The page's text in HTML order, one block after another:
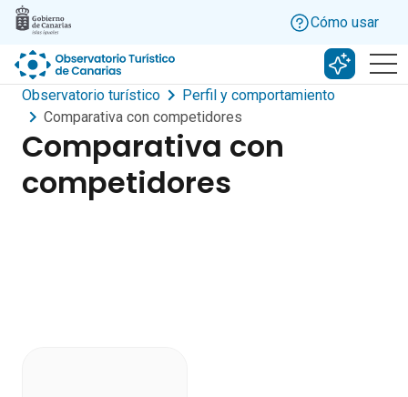
Skip to main content
Cómo usar
Buscar
Observatorio turístico
Perfil y comportamiento
Comparativa con competidores
Comparativa con
competidores